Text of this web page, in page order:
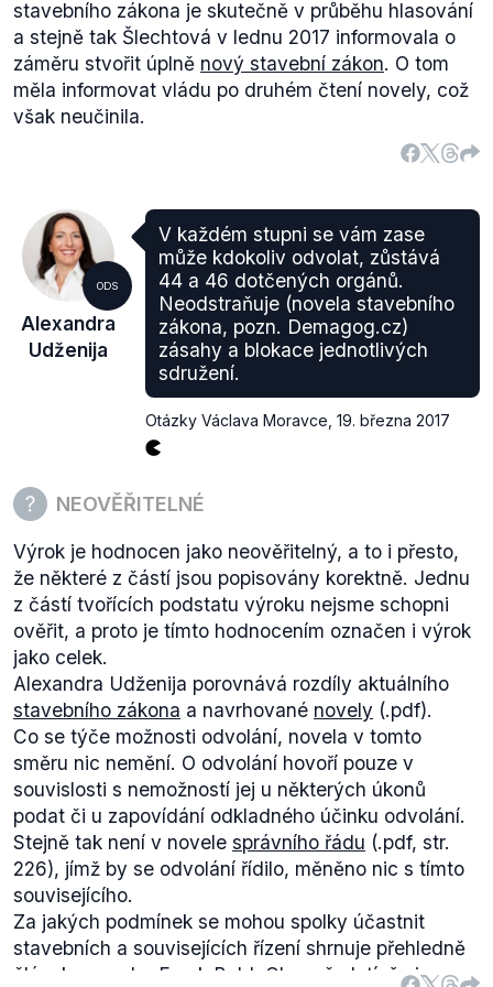
stavebního zákona je skutečně v průběhu hlasování
a stejně tak Šlechtová v lednu 2017 informovala o
záměru stvořit úplně nový stavební zákon. O tom
měla informovat vládu po druhém čtení novely, což
však neučinila.
ODS
Alexandra
Udženija
V každém stupni se vám zase
může kdokoliv odvolat, zůstává
44 a 46 dotčených orgánů.
Neodstraňuje (novela stavebního
zákona, pozn. Demagog.cz)
zásahy a blokace jednotlivých
sdružení.
Otázky Václava Moravce 19. března 2017
NEOVĚŘITELNÉ
Výrok je hodnocen jako neověřitelný, a to i přesto,
že některé z částí jsou popisovány korektně. Jednu
z částí tvořících podstatu výroku nejsme schopni
ověřit, a proto je tímto hodnocením označen i výrok
jako celek.
Alexandra Udženija porovnává rozdíly aktuálního
stavebního zákona a navrhované novely (.pdf).
Co se týče možnosti odvolání, novela v tomto
směru nic nemění. O odvolání hovoří pouze v
souvislosti s nemožností jej u některých úkonů
podat či u zapovídání odkladného účinku odvolání.
Stejně tak není v novele správního řádu (.pdf, str.
226), jímž by se odvolání řídilo, měněno nic s tímto
souvisejícího.
Za jakých podmínek se mohou spolky účastnit
stavebních a souvisejících řízení shrnuje přehledně
článek na webu Frank Bold . Obecně platí, že je